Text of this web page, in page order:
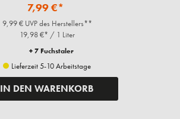
7,99 €*
9,99 € UVP des Herstellers**
19,98 €* / 1 Liter
+ 7 Fuchstaler
Lieferzeit 5-10 Arbeitstage
IN DEN WARENKORB